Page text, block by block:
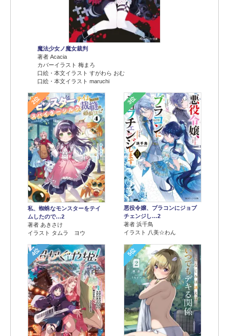
魔法少女ノ魔女裁判
著者 Acacia
カバーイラスト 梅まろ
口絵・本文イラスト すがわら おむ
口絵・本文イラスト maruchi
2位
私、蜘蛛なモンスターをテイ
ムしたので…2
著者 あきさけ
イラスト タムラ ヨウ
3位
悪役令嬢、ブラコンにジョブ
チェンジし…2
著者 浜千鳥
イラスト 八美☆わん
4位 5位